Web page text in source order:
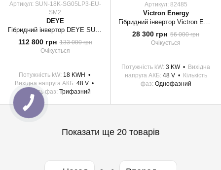
Артикул: SUN-18K-SG05LP3-EU-
SM2
DEYE
Гібридний інвертор DEYE SUN-18K-SG05LP3-EU-SM2 ( 48 В )
112 800 грн 133 000 грн
Очікується
Потужність kW 18 KWH
Вихідна напруга АКБ 48 V
Кількість фаз Трифазний
Артикул: 82485
Victron Energy
Гібридний інвертор Victron Energy MultiPlus II 48/3000/35-32 GX
28 300 грн 56 000 грн
Очікується
Потужність kW 3 KW
Вихідна
напруга АКБ 48 V
Кількість
фаз Однофазний
Показати ще 20 товарів